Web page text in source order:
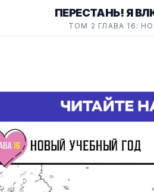
ПЕРЕСТАНЬ! Я
ТОМ 2 ГЛАВА 16: